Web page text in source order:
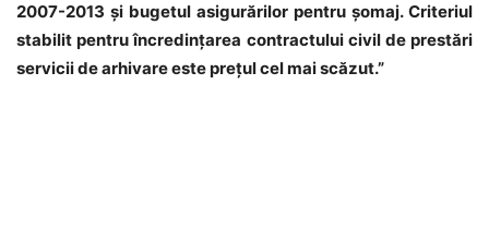
2007-2013 şi bugetul asigurărilor pentru şomaj. Criteriul
stabilit pentruîncredinţarea contractului civil de prestări
servicii de arhivare este preţul cel mai scăzut.”